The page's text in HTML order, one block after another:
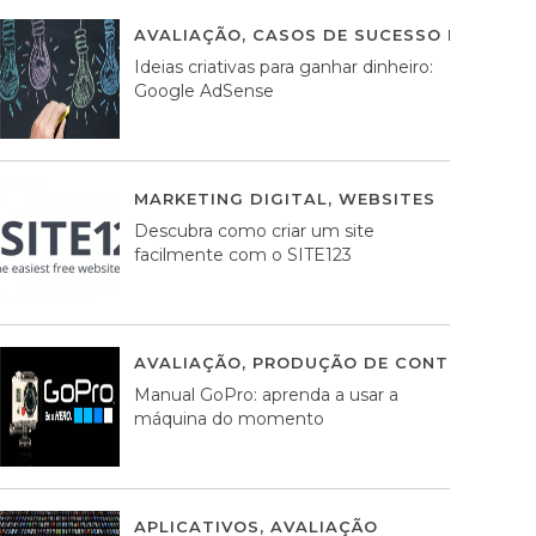
AVALIAÇÃO, CASOS DE SUCESSO DE
Ideias criativas para ganhar dinheiro:
Google AdSense
MARKETING DIGITAL, WEBSITES
Descubra como criar um site
facilmente com o SITE123
AVALIAÇÃO, PRODUÇÃO DE CONTEÚDOS
Manual GoPro: aprenda a usar a
máquina do momento
APLICATIVOS, AVALIAÇÃO